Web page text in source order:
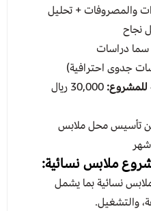
والمصروفات + تحليل
نجاح
دراسات
جدوى احترافية)
للمشروع:
30,000 ريال
تأسيس محل ملابس
ملابس نسائية:
نسائية بما يشمل
والتشغيل.